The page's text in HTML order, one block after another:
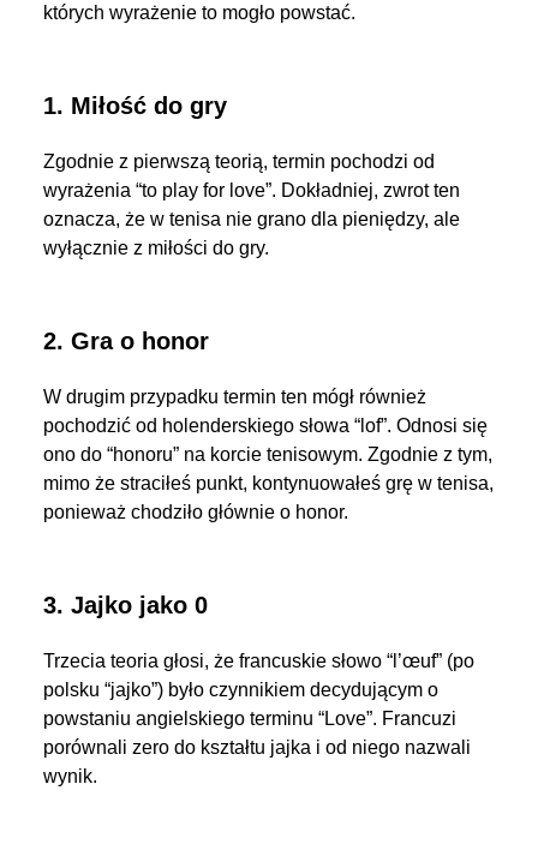
których wyrażenie to mogło powstać.
1. Miłość do gry
Zgodnie z pierwszą teorią, termin pochodzi od
wyrażenia “to play for love”. Dokładniej, zwrot ten
oznacza, że w tenisa nie grano dla pieniędzy, ale
wyłącznie z miłości do gry.
2. Gra o honor
W drugim przypadku termin ten mógł również
pochodzić od holenderskiego słowa “lof”. Odnosi się
ono do “honoru” na korcie tenisowym. Zgodnie z tym,
mimo że straciłeś punkt, kontynuowałeś grę w tenisa,
ponieważ chodziło głównie o honor.
3. Jajko jako 0
Trzecia teoria głosi, że francuskie słowo “l’œuf” (po
polsku “jajko”) było czynnikiem decydującym o
powstaniu angielskiego terminu “Love”. Francuzi
porównali zero do kształtu jajka i od niego nazwali
wynik.